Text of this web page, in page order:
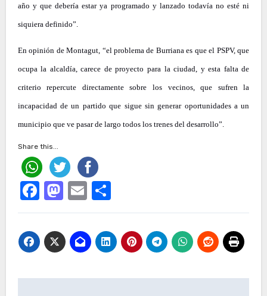
año y que debería estar ya programado y lanzado todavía no esté ni
siquiera definido”.
En opinión de Montagut, “el problema de Burriana es que el PSPV, que
ocupa la alcaldía, carece de proyecto para la ciudad, y esta falta de
criterio repercute directamente sobre los vecinos, que sufren la
incapacidad de un partido que sigue sin generar oportunidades a un
municipio que ve pasar de largo todos los trenes del desarrollo”.
Share this...
Facebook
Mastodon
EmailCompartir